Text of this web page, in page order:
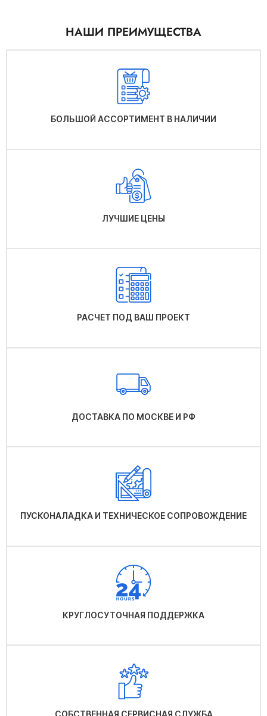
НАШИ ПРЕИМУЩЕСТВА
БОЛЬШОЙ АССОРТИМЕНТ В НАЛИЧИИ
ЛУЧШИЕ ЦЕНЫ
РАСЧЕТ ПОД ВАШ ПРОЕКТ
ДОСТАВКА ПО МОСКВЕ И РФ
ПУСКОНАЛАДКА И ТЕХНИЧЕСКОЕ СОПРОВОЖДЕНИЕ
КРУГЛОСУТОЧНАЯ ПОДДЕРЖКА
СОБСТВЕННАЯ СЕРВИСНАЯ СЛУЖБА